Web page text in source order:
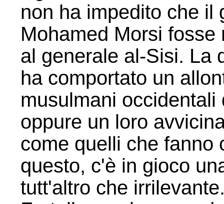
non ha impedito che il
Mohamed Morsi
al generale al-Sisi. La
ha comportato un
musulmani
oppure un loro
come quelli che fanno
questo, c'è in gioco
tutt'altro che